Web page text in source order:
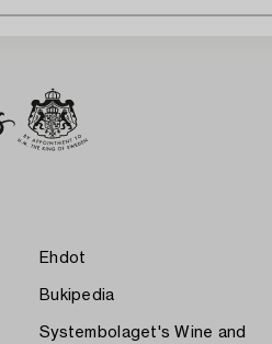
Ehdot
Bukipedia
Systembolaget's Wine and